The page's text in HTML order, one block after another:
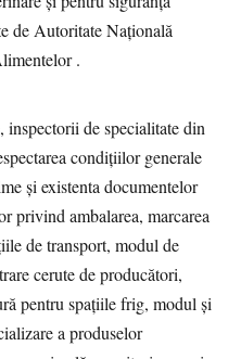
de Autoritate Națională
.
de specialitate din
condițiilor generale
și existenta documentelor
privind ambalarea, marcarea
de transport, modul de
cerute de producători,
pentru spațiile frig, modul și
a produselor